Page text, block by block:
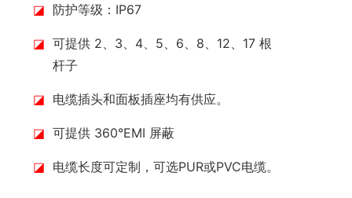
◪ 防护等级：IP67
◪ 可提供 2、3、4、5、6、8、12、17 根
杆子
◪ 电缆插头和面板插座均有供应。
◪ 可提供 360°EMI 屏蔽
◪ 电缆长度可定制，可选PUR或PVC电缆。